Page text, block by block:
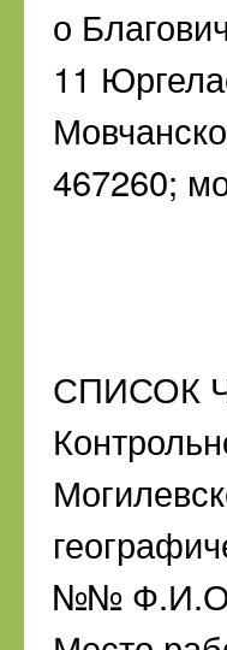
о
11
467260;
СПИСОК
№№ Ф.И.О.